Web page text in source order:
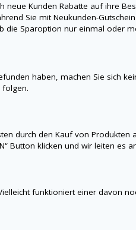
Kunden Rabatte auf ihre
Sie mit Neukunden-
die Sparoption nur einmal oder
haben, machen Sie sich
folgen.
durch den Kauf von Produkten
Button klicken und wir leiten es
funktioniert einer davon